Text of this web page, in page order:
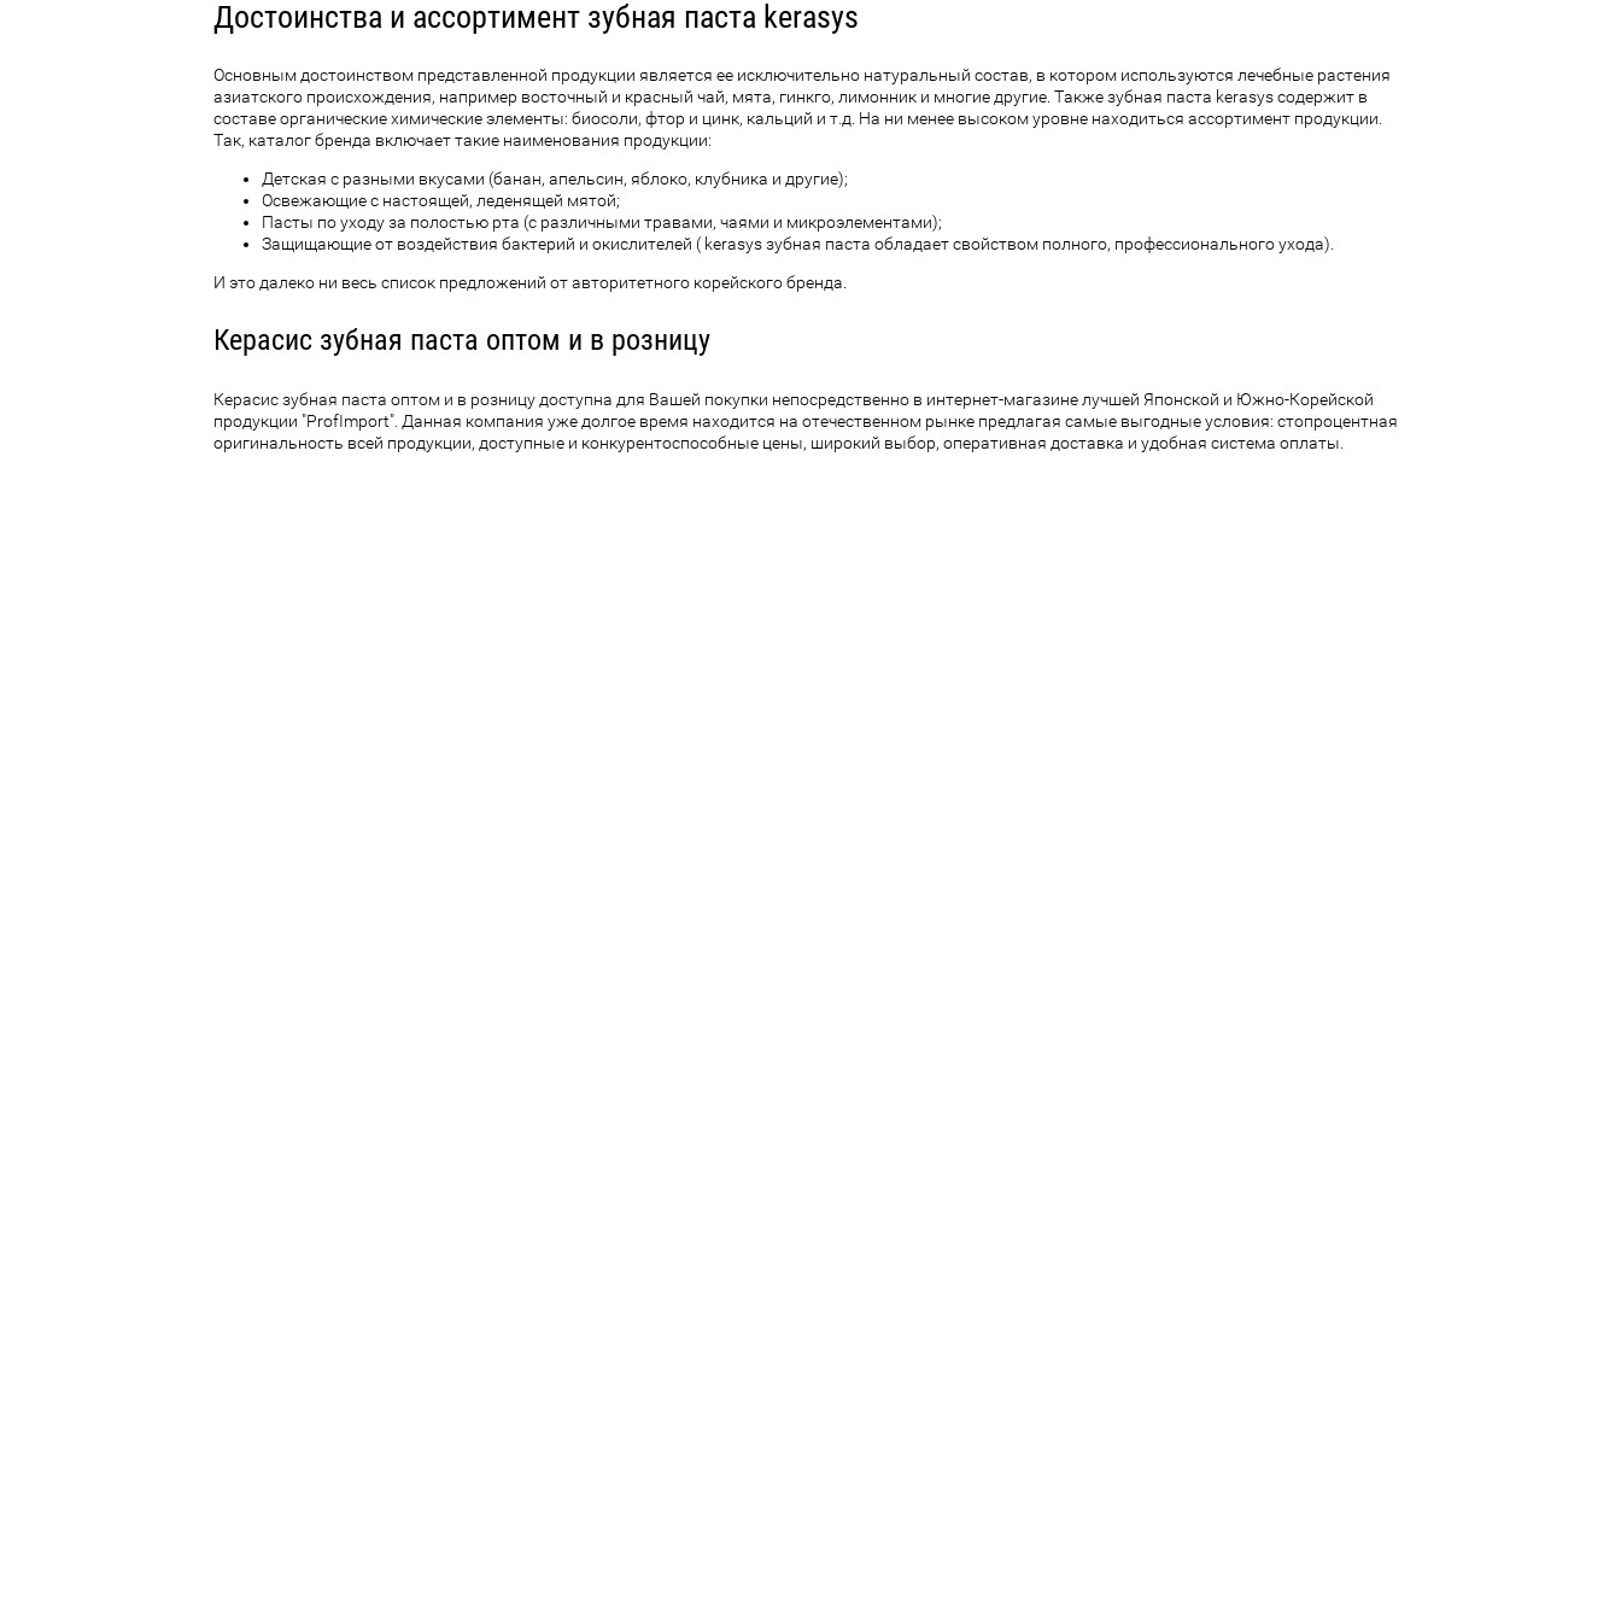
Достоинства и ассортимент зубная паста kerasys
Основным достоинством представленной продукции является ее исключительно натуральный состав, в котором используются лечебные растения
азиатского происхождения, например восточный и красный чай, мята, гинкго, лимонник и многие другие. Также зубная паста kerasys содержит в
составе органические химические элементы: биосоли, фтор и цинк, кальций и т.д. На ни менее высоком уровне находиться ассортимент продукции.
Так, каталог бренда включает такие наименования продукции:
Детская с разными вкусами (банан, апельсин, яблоко, клубника и другие);
Освежающие с настоящей, леденящей мятой;
Пасты по уходу за полостью рта (с различными травами, чаями и микроэлементами);
Защищающие от воздействия бактерий и окислителей ( kerasys зубная паста обладает свойством полного, профессионального ухода).
И это далеко ни весь список предложений от авторитетного корейского бренда.
Керасис зубная паста оптом и в розницу
Керасис зубная паста оптом и в розницу доступна для Вашей покупки непосредственно в интернет-магазине лучшей Японской и Южно-Корейской
продукции "ProfImport". Данная компания уже долгое время находится на отечественном рынке предлагая самые выгодные условия: стопроцентная
оригинальность всей продукции, доступные и конкурентоспособные цены, широкий выбор, оперативная доставка и удобная система оплаты.